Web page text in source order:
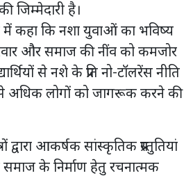
जिम्मेदारी है।
कहा कि नशा युवाओं का भविष्य
और समाज की नींव को कमजोर
से नशे के प्रति नो-टॉलरेंस नीति
लोगों को जागरूक करने की
द्वारा आकर्षक सांस्कृतिक प्रस्तुतियां
के निर्माण हेतु रचनात्मक